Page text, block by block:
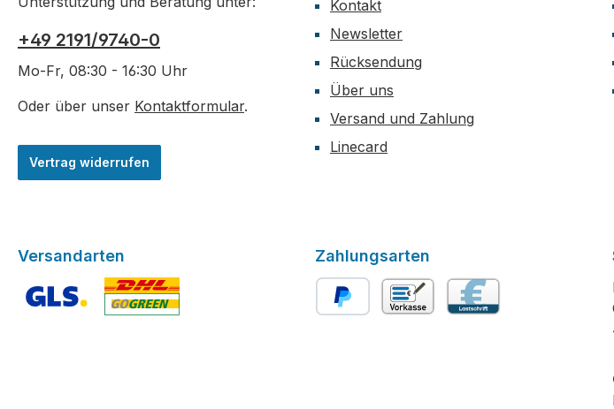
+49 2191/9740-0
Mo-Fr, 08:30 - 16:30 Uhr
Oder über unser Kontaktformular.
Vertrag widerrufen
Kontakt
Newsletter
Rücksendung
Über uns
Versand und Zahlung
Linecard
Versandarten Zahlungsarten